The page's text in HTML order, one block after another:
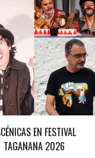
EN FESTIVAL
TAGANANA 2026